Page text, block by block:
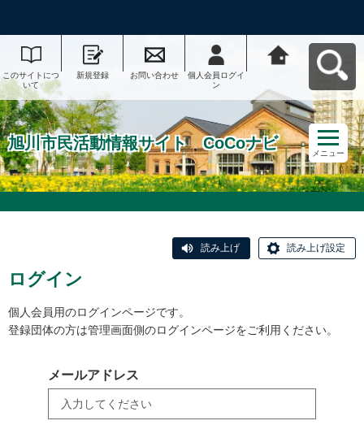
このサイトにつ
いて
新規登録 お問い合わせ
個人会員ログイ
ン
ナビへ戻る
旭川市民活動情報サイト CoCoナビ
メニュー
読み上げ 読み上げ設定
ログイン
個人会員用のログインページです。
登録団体の方は管理画面側のログインページをご利用ください。
メールアドレス